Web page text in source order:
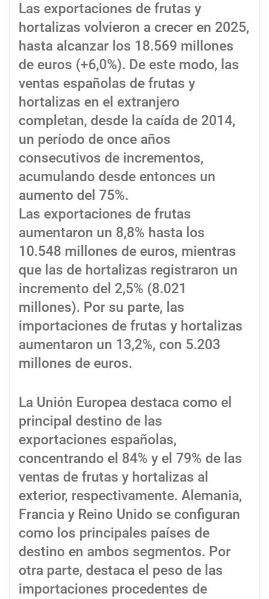
Las exportaciones de frutas y
hortalizas volvieron a crecer en 2025,
hasta alcanzar los 18.569 millones
de euros (+6,0%). De este modo, las
ventas españolas de frutas y
hortalizas en el extranjero
completan, desde la caída de 2014,
un período de once años
consecutivos de incrementos,
acumulando desde entonces un
aumento del 75%.
Las exportaciones de frutas
aumentaron un 8,8% hasta los
10.548 millones de euros, mientras
que las de hortalizas registraron un
incremento del 2,5% (8.021
millones). Por su parte, las
importaciones de frutas y hortalizas
aumentaron un 13,2%, con 5.203
millones de euros.
La Unión Europea destaca como el
principal destino de las
exportaciones españolas,
concentrando el 84% y el 79% de las
ventas de frutas y hortalizas al
exterior, respectivamente. Alemania,
Francia y Reino Unido se configuran
como los principales países de
destino en ambos segmentos. Por
otra parte, destaca el peso de las
importaciones procedentes de